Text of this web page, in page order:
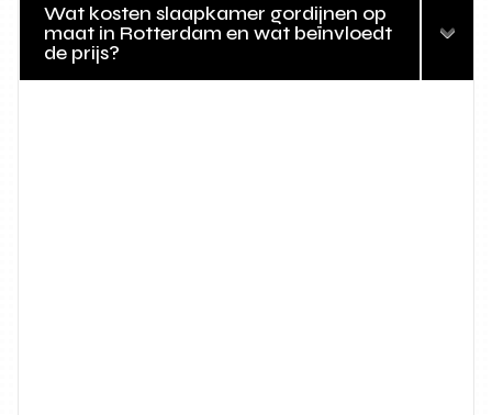
Wat kosten slaapkamer gordijnen op
maat in Rotterdam en wat beïnvloedt
de prijs?